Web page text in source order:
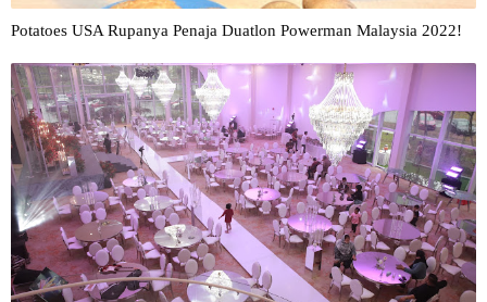
Potatoes USA Rupanya Penaja Duatlon Powerman Malaysia 2022!